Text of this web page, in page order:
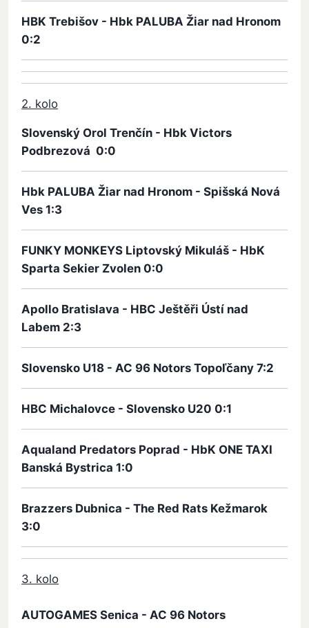
HBK Trebišov - Hbk PALUBA Žiar nad Hronom
0:2
2. kolo
Slovenský Orol Trenčín - Hbk Victors
Podbrezová 0:0
Hbk PALUBA Žiar nad Hronom - Spišská Nová
Ves 1:3
FUNKY MONKEYS Liptovský Mikuláš - HbK
Sparta Sekier Zvolen 0:0
Apollo Bratislava - HBC Ještěři Ústí nad
Labem 2:3
Slovensko U18 - AC 96 Notors Topoľčany 7:2
HBC Michalovce - Slovensko U20 0:1
Aqualand Predators Poprad - HbK ONE TAXI
Banská Bystrica 1:0
Brazzers Dubnica - The Red Rats Kežmarok
3:0
3. kolo
AUTOGAMES Senica - AC 96 Notors